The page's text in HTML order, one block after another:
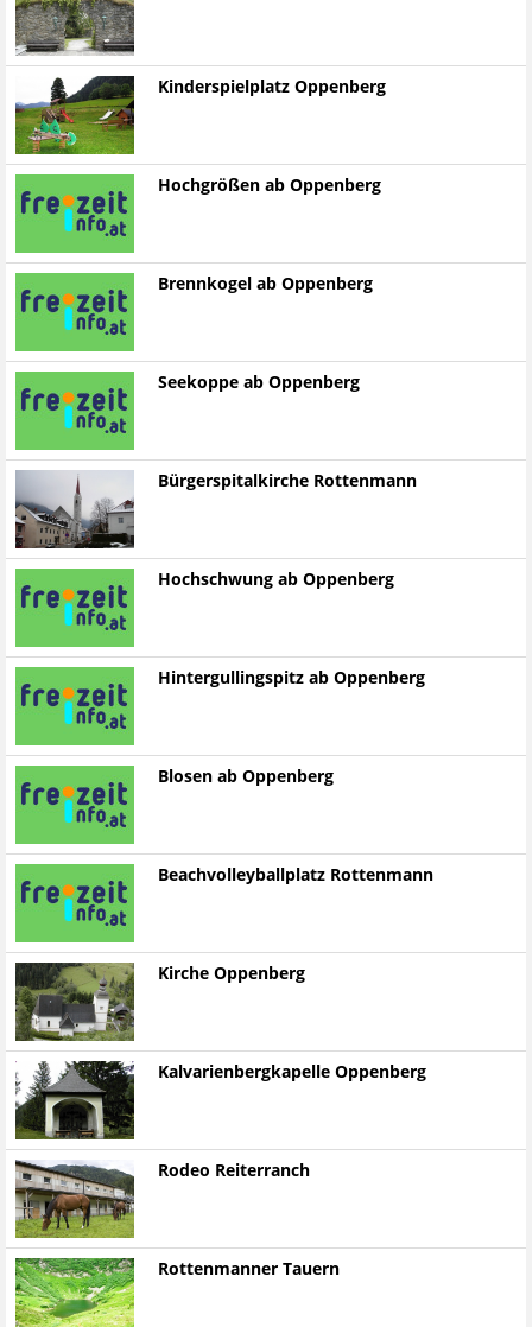
Kinderspielplatz Oppenberg
Hochgrößen ab Oppenberg
Brennkogel ab Oppenberg
Seekoppe ab Oppenberg
Bürgerspitalkirche Rottenmann
Hochschwung ab Oppenberg
Hintergullingspitz ab Oppenberg
Blosen ab Oppenberg
Beachvolleyballplatz Rottenmann
Kirche Oppenberg
Kalvarienbergkapelle Oppenberg
Rodeo Reiterranch
Rottenmanner Tauern